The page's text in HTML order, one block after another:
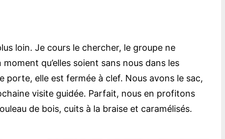
loin. Je cours le chercher, le groupe ne
qu’elles soient sans nous dans les
porte, elle est fermée à clef. Nous avons le sac,
visite guidée. Parfait, nous en profitons
de bois, cuits à la braise et caramélisés.